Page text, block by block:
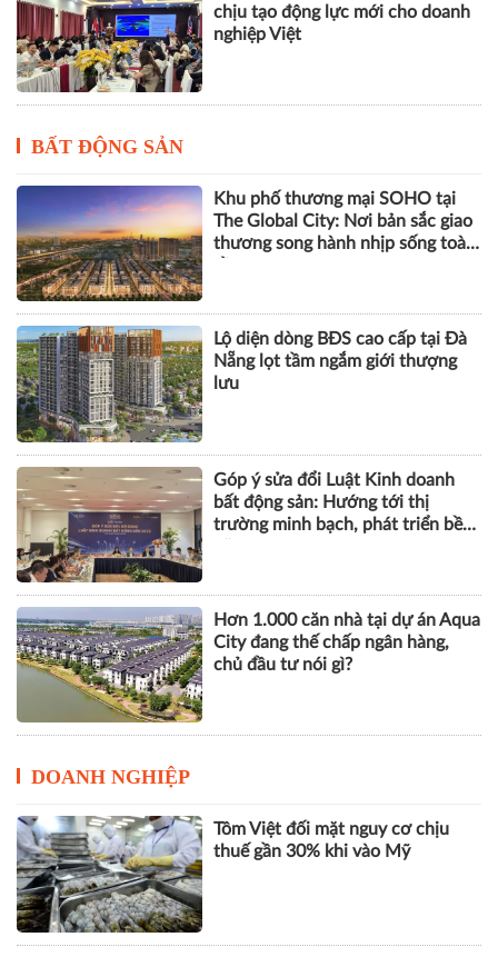
chịu tạo động lực mới cho doanh
nghiệp Việt
BẤT ĐỘNG SẢN
Khu phố thương mại SOHO tại
The Global City: Nơi bản sắc giao
thương song hành nhịp sống toàn
Lộ diện dòng BĐS cao cấp tại Đà
Nẵng lọt tầm ngắm giới thượng
lưu
Góp ý sửa đổi Luật Kinh doanh
bất động sản: Hướng tới thị
trường minh bạch, phát triển bền
Hơn 1.000 căn nhà tại dự án Aqua
City đang thế chấp ngân hàng,
chủ đầu tư nói gì?
DOANH NGHIỆP
Tôm Việt đối mặt nguy cơ chịu
thuế gần 30% khi vào Mỹ